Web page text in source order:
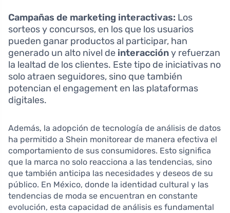
Campañas de marketing interactivas: Los
sorteos y concursos, en los que los usuarios
pueden ganar productos al participar, han
generado un alto nivel de interaccióny refuerzan
la lealtad de los clientes. Este tipo de iniciativas no
solo atraen seguidores, sino que también
potencian el engagement en las plataformas
digitales.
Además, la adopción de tecnología de análisis de datos
ha permitido a Shein monitorear de manera efectiva el
comportamiento de sus consumidores. Esto significa
que la marca no solo reacciona a las tendencias, sino
que también anticipa las necesidades y deseos de su
público. En México, donde la identidad cultural y las
tendencias de moda se encuentran en constante
evolución, esta capacidad de análisis es fundamental